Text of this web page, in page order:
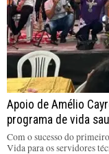
Apoio de Amélio
programa de vida
Com o sucesso do
Vida para os servidores